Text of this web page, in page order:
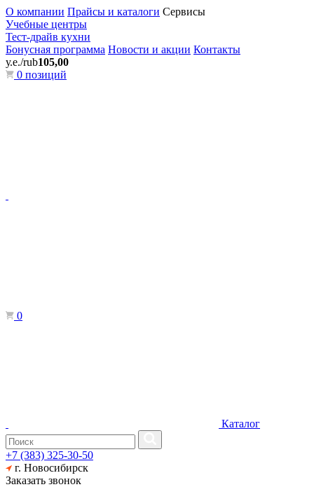
О компании Прайсы и каталоги Сервисы
Учебные центры
Тест-драйв кухни
Бонусная программа Новости и акции Контакты
у.е./rub105,00
0 позиций
0
Каталог
+7 (383) 325-30-50
г. Новосибирск
Заказать звонок